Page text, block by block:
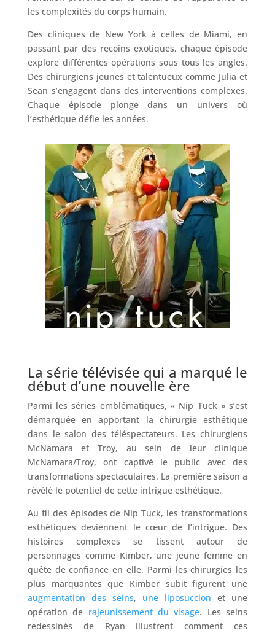
les complexités du corps humain.
Des cliniques de New York à celles de Miami, en
passant par des recoins exotiques, chaque épisode
explore différentes opérations sous tous les angles.
Des chirurgiens jeunes et talentueux comme Julia et
Sean s’engagent dans des interventions complexes.
Chaque épisode plonge dans un univers où
l’esthétique défie les années.
La série télévisée qui a marqué le
début d’une nouvelle ère
Parmi les séries emblématiques, « Nip Tuck » s’est
démarquée en apportant la chirurgie esthétique
dans le salon des téléspectateurs. Les chirurgiens
McNamara et Troy, au sein de leur clinique
McNamara/Troy, ont captivé le public avec des
transformations spectaculaires. La première saison a
révélé le potentiel de cette intrigue esthétique.
Au fil des épisodes de Nip Tuck, les transformations
esthétiques deviennent le cœur de l’intrigue. Des
histoires complexes se tissent autour de
personnages comme Kimber, une jeune femme en
quête de confiance en elle. Parmi les chirurgies les
plus marquantes que Kimber subit figurent une
augmentation des seins, une liposuccion et une
opération de rajeunissement du visage. Les seins
redessinés de Ryan illustrent comment ces